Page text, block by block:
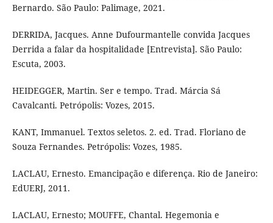
Bernardo. São Paulo: Palimage, 2021.
DERRIDA, Jacques. Anne Dufourmantelle convida Jacques
Derrida a falar da hospitalidade [Entrevista]. São Paulo:
Escuta, 2003.
HEIDEGGER, Martin. Ser e tempo. Trad. Márcia Sá
Cavalcanti. Petrópolis: Vozes, 2015.
KANT, Immanuel. Textos seletos. 2. ed. Trad. Floriano de
Souza Fernandes. Petrópolis: Vozes, 1985.
LACLAU, Ernesto. Emancipação e diferença. Rio de Janeiro:
EdUERJ, 2011.
LACLAU, Ernesto; MOUFFE, Chantal. Hegemonia e